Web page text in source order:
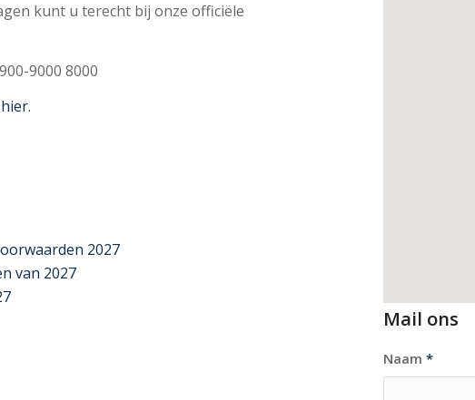
kunt u terecht bij onze officiële
9000 8000
2027
van 2027
Mail ons
Naam*